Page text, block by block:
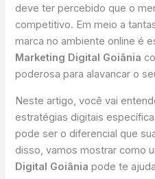
deve ter percebido que o
competitivo. Em meio a
marca no ambiente online é
Marketing Digital Goiânia
poderosa para alavancar o
Neste artigo, você vai
estratégias digitais
pode ser o diferencial que
disso, vamos mostrar como
Digital Goiânia pode te